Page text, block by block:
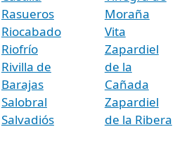
Rasueros
Riocabado
Riofrío
Rivilla de
Barajas
Salobral
Salvadiós
Moraña
Vita
Zapardiel
de la
Cañada
Zapardiel
de la Ribera